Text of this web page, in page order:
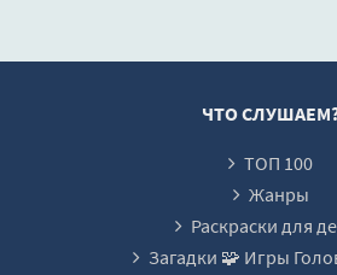
Глава 10. Томас
ЧТО
ТОП 100
Жанры
Раскраски для
Загадки 🧩 Игры